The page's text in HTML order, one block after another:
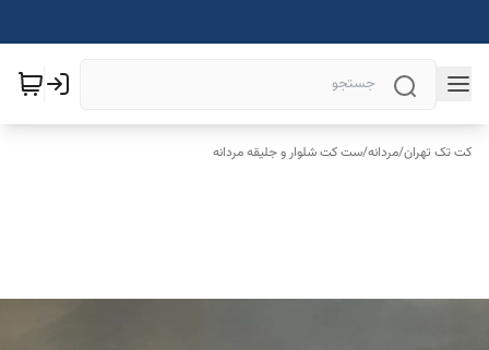
کت تک تهران/مردانه/ست کت شلوار و جلیقه مردانه